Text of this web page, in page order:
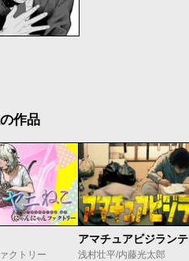
作品
クトリー
アマチュアビジランテ
浅村壮平/内藤光太郎